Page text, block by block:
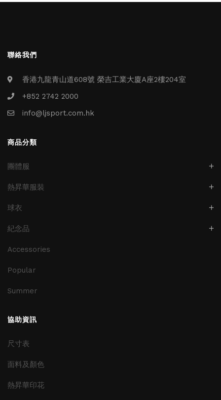
聯絡我們
香港九龍青山道608號 榮吉工業大廈A座2樓204室
+852 2742 2000
info@ljsport.com.hk
商品分類
團體服
熱昇華服裝
球衣
紀念品
Accessories
Popular
Summer
協助資訊
尺寸表
面料及顏色
熱昇華印花